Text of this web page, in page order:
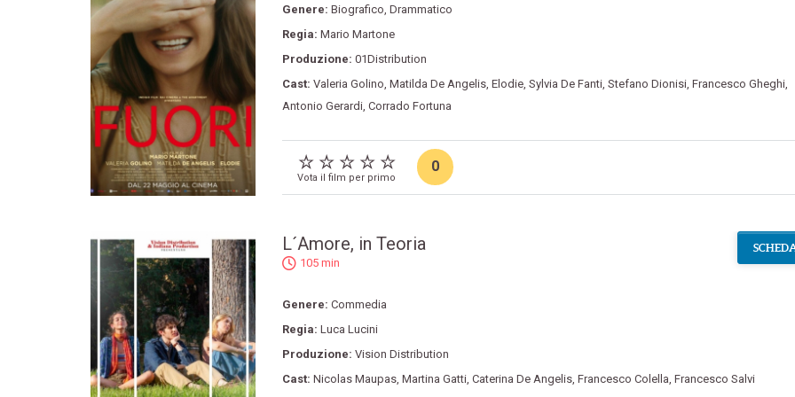
Genere: Biografico Drammatico
Regia: Mario Martone
Produzione: 01Distribution
Cast: Valeria Golino Matilda De Angelis, Elodie, Sylvia De Fanti, Stefano Dionisi, Francesco Gheghi,
Antonio Gerardi, Corrado Fortuna
Vota il film per primo
0
L´Amore, in Teoria
105 min
Genere: Commedia
Regia: Luca Lucini
Produzione: Vision Distribution
Cast: Nicolas Maupas, Martina Gatti, Caterina De Angelis, Francesco Colella Francesco Salvi